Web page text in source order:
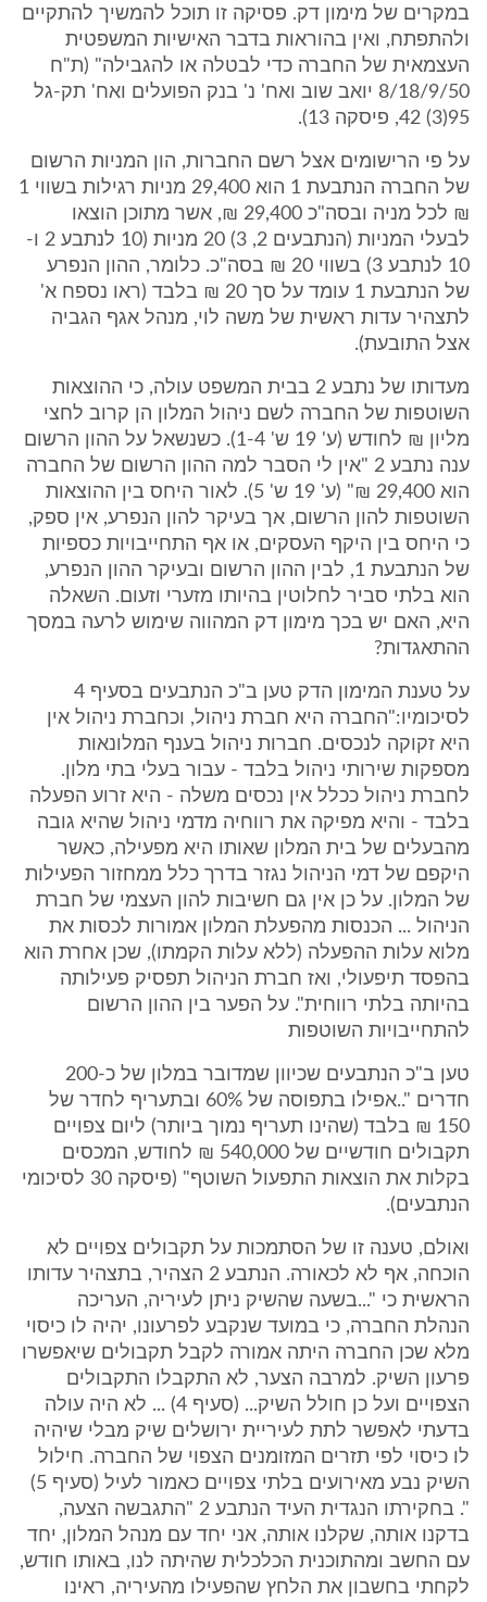
במקרים של מימון דק. פסיקה זו תוכל להמשיך להתקיים
ולהתפתח, ואין בהוראות בדבר האישיות המשפטית
העצמאית של החברה כדי לבטלה או להגבילה" (ת"ח
8/18/9/50 יואב שוב ואח' נ' בנק הפועלים ואח' תק-גל
95(3) 42, פיסקה 13).
על פי הרישומים אצל רשם החברות, הון המניות הרשום
של החברה הנתבעת 1 הוא 29,400 מניות רגילות בשווי 1
₪ לכל מניה ובסה"כ 29,400 ₪, אשר מתוכן הוצאו
לבעלי המניות (הנתבעים 2, 3) 20 מניות (10 לנתבע 2 ו-
10 לנתבע 3) בשווי 20 ₪ בסה"כ. כלומר, ההון הנפרע
של הנתבעת 1 עומד על סך 20 ₪ בלבד (ראו נספח א'
לתצהיר עדות ראשית של משה לוי, מנהל אגף הגביה
אצל התובעת).
מעדותו של נתבע 2 בבית המשפט עולה, כי ההוצאות
השוטפות של החברה לשם ניהול המלון הן קרוב לחצי
מליון ₪ לחודש (ע' 19 ש' 1-4). כשנשאל על ההון הרשום
ענה נתבע 2 "אין לי הסבר למה ההון הרשום של החברה
הוא 29,400 ₪" (ע' 19 ש' 5). לאור היחס בין ההוצאות
השוטפות להון הרשום, אך בעיקר להון הנפרע, אין ספק,
כי היחס בין היקף העסקים, או אף התחייבויות כספיות
של הנתבעת 1, לבין ההון הרשום ובעיקר ההון הנפרע,
הוא בלתי סביר לחלוטין בהיותו מזערי וזעום. השאלה
היא, האם יש בכך מימון דק המהווה שימוש לרעה במסך
ההתאגדות?
על טענת המימון הדק טען ב"כ הנתבעים בסעיף 4
לסיכומיו:"החברה היא חברת ניהול, וכחברת ניהול אין
היא זקוקה לנכסים. חברות ניהול בענף המלונאות
מספקות שירותי ניהול בלבד - עבור בעלי בתי מלון.
לחברת ניהול ככלל אין נכסים משלה - היא זרוע הפעלה
בלבד - והיא מפיקה את רווחיה מדמי ניהול שהיא גובה
מהבעלים של בית המלון שאותו היא מפעילה, כאשר
היקפם של דמי הניהול נגזר בדרך כלל ממחזור הפעילות
של המלון. על כן אין גם חשיבות להון העצמי של חברת
הניהול ... הכנסות מהפעלת המלון אמורות לכסות את
מלוא עלות ההפעלה (ללא עלות הקמתו), שכן אחרת הוא
בהפסד תיפעולי, ואז חברת הניהול תפסיק פעילותה
בהיותה בלתי רווחית". על הפער בין ההון הרשום
להתחייבויות השוטפות
טען ב"כ הנתבעים שכיוון שמדובר במלון של כ-200
חדרים "..אפילו בתפוסה של 60% ובתעריף לחדר של
150 ₪ בלבד (שהינו תעריף נמוך ביותר) ליום צפויים
תקבולים חודשיים של 540,000 ₪ לחודש, המכסים
בקלות את הוצאות התפעול השוטף" (פיסקה 30 לסיכומי
הנתבעים).
ואולם, טענה זו של הסתמכות על תקבולים צפויים לא
הוכחה, אף לא לכאורה. הנתבע 2 הצהיר, בתצהיר עדותו
הראשית כי "...בשעה שהשיק ניתן לעיריה, העריכה
הנהלת החברה, כי במועד שנקבע לפרעונו, יהיה לו כיסוי
מלא שכן החברה היתה אמורה לקבל תקבולים שיאפשרו
פרעון השיק. למרבה הצער, לא התקבלו התקבולים
הצפויים ועל כן חולל השיק... (סעיף 4) ... לא היה עולה
בדעתי לאפשר לתת לעיריית ירושלים שיק מבלי שיהיה
לו כיסוי לפי תזרים המזומנים הצפוי של החברה. חילול
השיק נבע מאירועים בלתי צפויים כאמור לעיל (סעיף 5)
". בחקירתו הנגדית העיד הנתבע 2 "התגבשה הצעה,
בדקנו אותה, שקלנו אותה, אני יחד עם מנהל המלון, יחד
עם החשב ומהתוכנית הכלכלית שהיתה לנו, באותו חודש,
לקחתי בחשבון את הלחץ שהפעילו מהעיריה, ראינו